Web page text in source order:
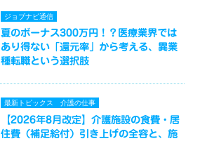
ジョブナビ通信
夏のボーナス300万円！？医療業界では
あり得ない「還元率」から考える、異業
種転職という選択肢
最新トピックス 介護の仕事
【2026年8月改定】介護施設の食費・居
住費（補足給付）引き上げの全容と、施